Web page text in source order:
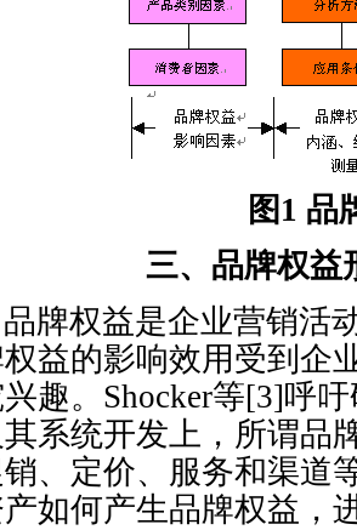
图1 品
三、品牌权益
品牌权益是企业营销活
益的影响效用受到企
趣。Shocker等[3]呼
系统开发上，所谓品
、定价、服务和渠道
产如何产生品牌权益，